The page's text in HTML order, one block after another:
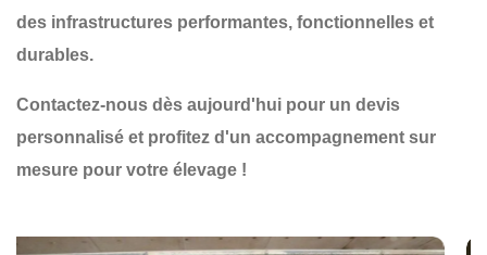
des infrastructures performantes, fonctionnelles et
durables.
Contactez-nous dès aujourd'hui pour un devis
personnalisé et profitez d'un accompagnement sur
mesure pour votre élevage !